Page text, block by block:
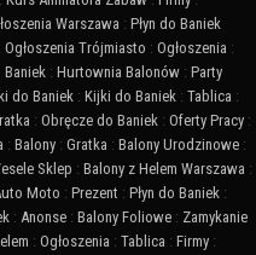
Warszawa : Płyn do Baniek
Ogłoszenia Trójmiasto : Ogłoszenia :
Baniek : Hurtownia Balonów : Party
do Baniek : Kijki do Baniek : Tablica :
: Obręcze do Baniek : Oferty Pracy :
: Balony : Gratka : Balony Urodzinowe :
Sklep : Balony z Helem Warszawa :
Moto : Prezent : Płyn do Baniek :
: Anonse : Balony Foliowe : Zamykanie
: Ogłoszenia : Tablica : Firmy :